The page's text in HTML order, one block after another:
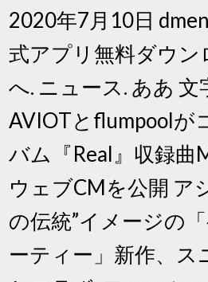
2020年7月10日
式アプリ無料ダウン
へ. ニュース. ああ
AVIOTとflumpoolが
バム『Real』収録曲
ウェブCMを公開 ア
の伝統”イメージの
ーティー」新作、ス